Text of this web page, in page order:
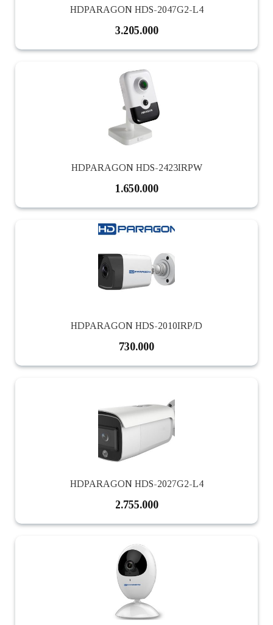
HDPARAGON HDS-2047G2-L4
3.205.000
HDPARAGON HDS-2423IRPW
1.650.000
HDPARAGON HDS-2010IRP/D
730.000
HDPARAGON HDS-2027G2-L4
2.755.000